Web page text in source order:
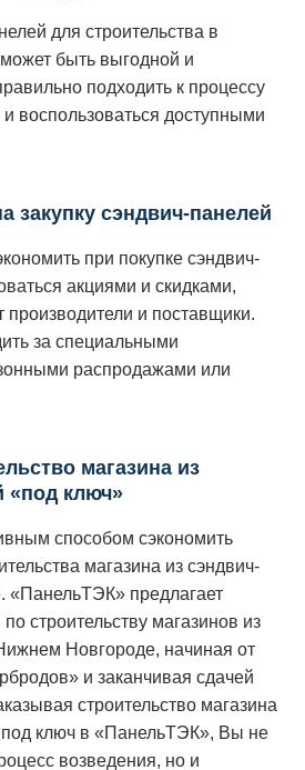
для строительства в
быть выгодной и
подходить к процессу
воспользоваться доступными
закупку сэндвич-панелей
при покупке сэндвич-
акциями и скидками,
производители и поставщики.
за специальными
распродажами или
магазина из
«под ключ»
способом сэкономить
магазина из сэндвич-
«ПанельТЭК» предлагает
строительству магазинов из
Новгороде, начиная от
и заканчивая сдачей
строительство магазина
под ключ в «ПанельТЭК», Вы не
возведения, но и